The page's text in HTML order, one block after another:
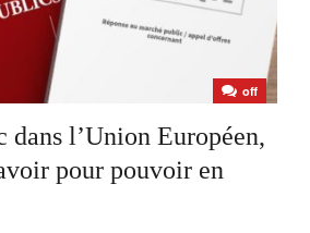
off
dans l’Union Européen,
pour pouvoir en